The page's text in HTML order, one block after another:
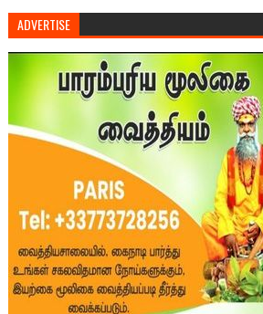
ADVERTISE